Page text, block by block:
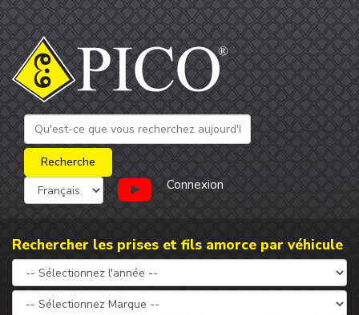
Connexion
Rechercher les prises et fils amorce par véhicule